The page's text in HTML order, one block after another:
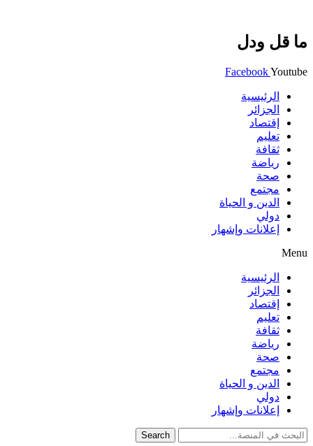
ما قل ودل
FacebookYoutube
الرئيسية
الجزائر
إقتصاد
تعليم
ثقافة
رياضة
صحة
مجتمع
الدين و الحياة
دولي
إعلانات وإشهار
Menu
الرئيسية
الجزائر
إقتصاد
تعليم
ثقافة
رياضة
صحة
مجتمع
الدين و الحياة
دولي
إعلانات وإشهار
Search